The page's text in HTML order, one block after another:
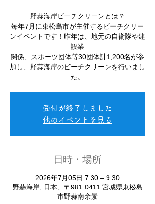
野蒜海岸ビーチクリーンとは？
毎年7月に東松島市が主催するビーチクリー
ンイベントです！昨年は、地元の自衛隊や建
設業
関係、スポーツ団体等30団体計1,200名が参
加し、野蒜海岸のビーチクリーンを行いまし
た。
受付が終了しました
他のイベントを見る
日時・場所
2026年7月05日 7:30 – 9:30
野蒜海岸, 日本、〒981-0411 宮城県東松島
市野蒜南余景